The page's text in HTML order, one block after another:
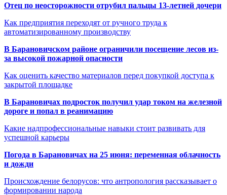
Отец по неосторожности отрубил пальцы 13-летней дочери
Как предприятия переходят от ручного труда к
автоматизированному производству
В Барановичском районе ограничили посещение лесов из-
за высокой пожарной опасности
Как оценить качество материалов перед покупкой доступа к
закрытой площадке
В Барановичах подросток получил удар током на железной
дороге и попал в реанимацию
Какие надпрофессиональные навыки стоит развивать для
успешной карьеры
Погода в Барановичах на 25 июня: переменная облачность
и дожди
Происхождение белорусов: что антропология рассказывает о
формировании народа